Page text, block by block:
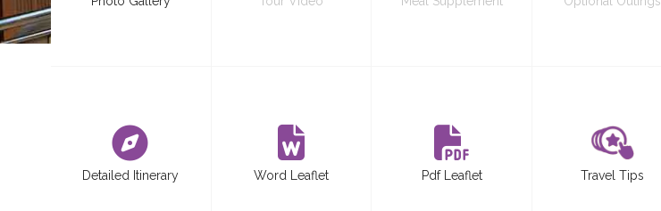
Detailed Itinerary Word Leaflet Pdf Leaflet Travel Tips